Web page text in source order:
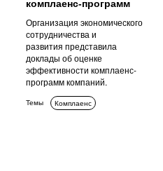
комплаенс-программ
Организация экономического
сотрудничества и
развития представила
доклады об оценке
эффективности комплаенс-
программ компаний.
Темы Комплаенс